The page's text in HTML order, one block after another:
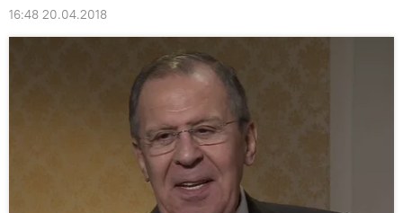
16:48 20.04.2018